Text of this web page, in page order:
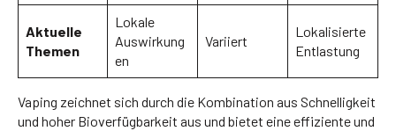
Aktuelle
Themen
Lokale
Auswirkung
en
Variiert
Lokalisierte
Entlastung
Vaping zeichnet sich durch die Kombination aus Schnelligkeit
und hoher Bioverfügbarkeit aus und bietet eine effiziente und